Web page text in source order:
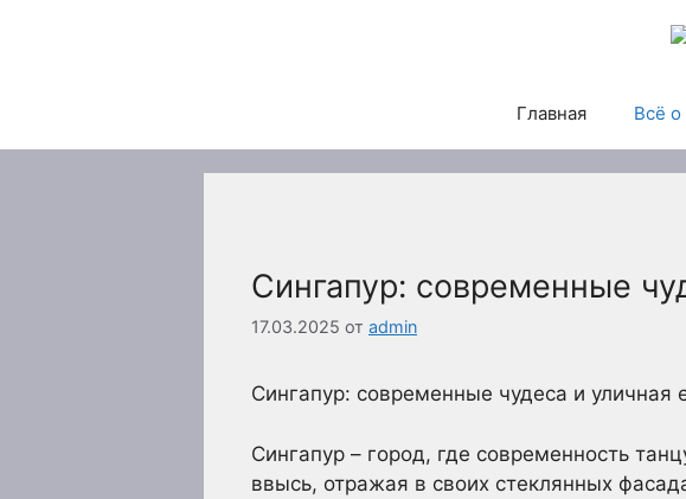
Главная Всё о
Сингапур: современные
17.03.2025 от admin
Сингапур: современные чудеса и уличная
Сингапур – город, где современность
ввысь, отражая в своих стеклянных